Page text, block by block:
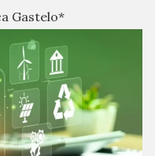
Gastelo*